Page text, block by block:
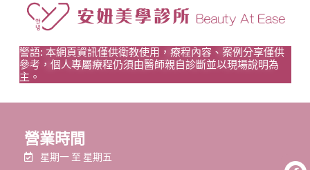
警語: 本網頁資訊僅供衛教使用，療程內容、案例分享僅供
參考，個人專屬療程仍須由醫師親自診斷並以現場說明為
主。
營業時間
星期一 至 星期五